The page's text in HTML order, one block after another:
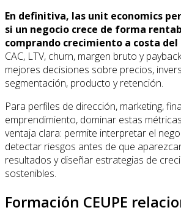
En definitiva, las unit economics
si un negocio crece de forma
comprando crecimiento a costa
CAC, LTV, churn, margen bruto y
mejores decisiones sobre precios,
segmentación, producto y retención.
Para perfiles de dirección, marketing,
emprendimiento, dominar estas
ventaja clara: permite interpretar el
detectar riesgos antes de que
resultados y diseñar estrategias de
sostenibles.
Formación CEUPE